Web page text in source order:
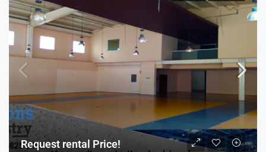
Request rental Price!